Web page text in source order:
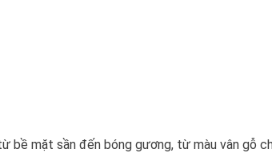
bề mặt sần đến bóng gương, từ màu vân gỗ